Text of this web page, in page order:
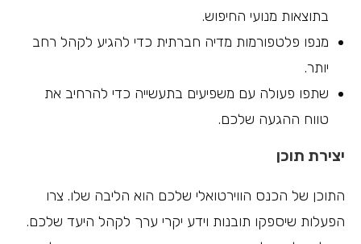
בתוצאות מנועי החיפוש.
מנפו פלטפורמות מדיה חברתית כדי להגיע לקהל רחב
יותר.
שתפו פעולה עם משפיעים בתעשייה כדי להרחיב את
טווח ההגעה שלכם.
יצירת תוכן
התוכן של הכנס הווירטואלי שלכם הוא הליבה שלו. צרו
הפעלות שיספקו תובנות וידע יקרי ערך לקהל היעד שלכם.